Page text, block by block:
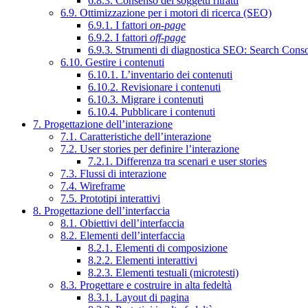
6.9. Ottimizzazione per i motori di ricerca (SEO)
6.9.1. I fattori on-page
6.9.2. I fattori off-page
6.9.3. Strumenti di diagnostica SEO: Search
6.10. Gestire i contenuti
6.10.1. L’inventario dei contenuti
6.10.2. Revisionare i contenuti
6.10.3. Migrare i contenuti
6.10.4. Pubblicare i contenuti
7. Progettazione dell’interazione
7.1. Caratteristiche dell’interazione
7.2. User stories per definire l’interazione
7.2.1. Differenza tra scenari e user stories
7.3. Flussi di interazione
7.4. Wireframe
7.5. Prototipi interattivi
8. Progettazione dell’interfaccia
8.1. Obiettivi dell’interfaccia
8.2. Elementi dell’interfaccia
8.2.1. Elementi di composizione
8.2.2. Elementi interattivi
8.2.3. Elementi testuali (microtesti)
8.3. Progettare e costruire in alta fedeltà
8.3.1. Layout di pagina